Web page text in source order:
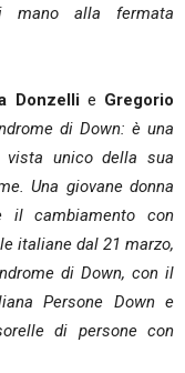
alla fermata
Donzelli e Gregorio
di Down: è una
unico della sua
Una giovane donna
il cambiamento con
italiane dal 21 marzo,
di Down, con il
Persone Down e
di persone con